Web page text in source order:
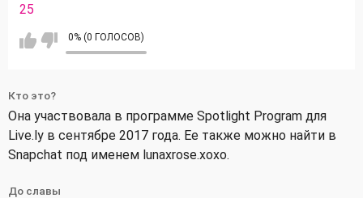
25
0% (0 ГОЛОСОВ)
Кто это?
Она участвовала в программе Spotlight Program для
Live.ly в сентябре 2017 года. Ее также можно найти в
Snapchat под именем lunaxrose.xoxo.
До славы